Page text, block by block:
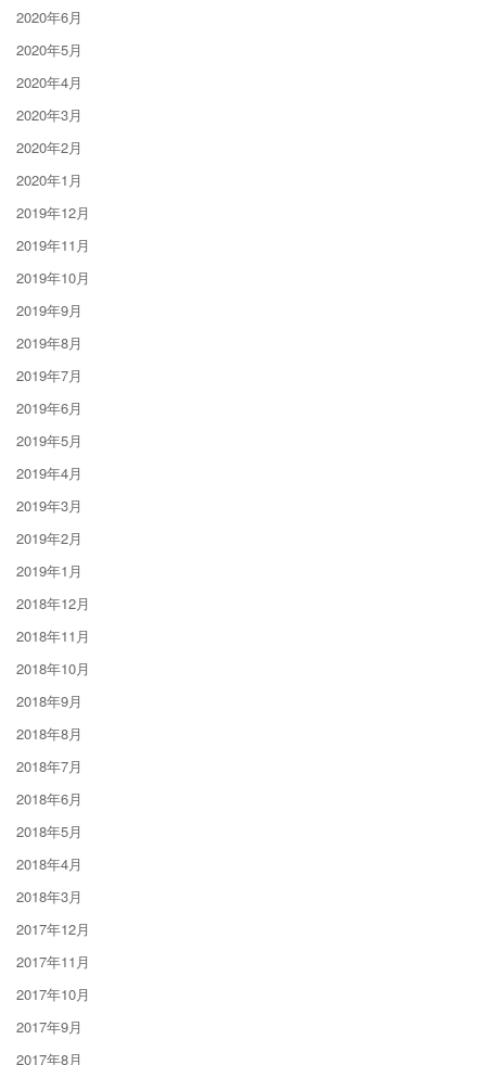
2020年6月
2020年5月
2020年4月
2020年3月
2020年2月
2020年1月
2019年12月
2019年11月
2019年10月
2019年9月
2019年8月
2019年7月
2019年6月
2019年5月
2019年4月
2019年3月
2019年2月
2019年1月
2018年12月
2018年11月
2018年10月
2018年9月
2018年8月
2018年7月
2018年6月
2018年5月
2018年4月
2018年3月
2017年12月
2017年11月
2017年10月
2017年9月
2017年8月